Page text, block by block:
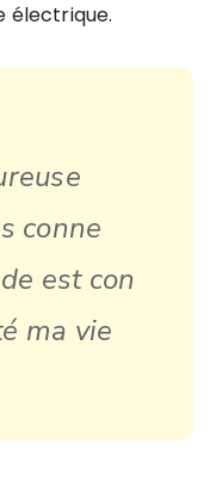
électrique.
conne
est con
ma vie